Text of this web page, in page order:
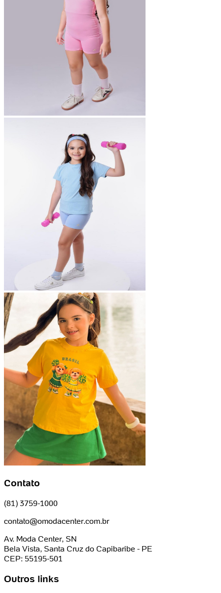
Contato
(81) 3759-1000
contato@omodacenter.com.br
Av. Moda Center, SN
Bela Vista, Santa Cruz do Capibaribe - PE
CEP: 55195-501
Outros links